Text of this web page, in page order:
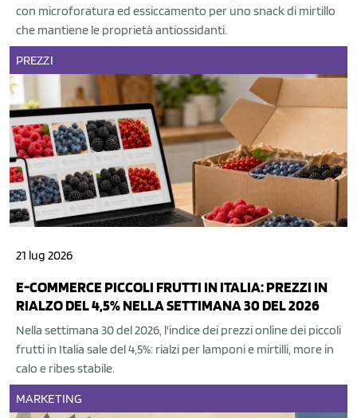
con microforatura ed essiccamento per uno snack di mirtillo
che mantiene le proprietà antiossidanti.
PREZZI
21 lug 2026
E-COMMERCE PICCOLI FRUTTI IN ITALIA: PREZZI IN
RIALZO DEL 4,5% NELLA SETTIMANA 30 DEL 2026
Nella settimana 30 del 2026, l'indice dei prezzi online dei piccoli
frutti in Italia sale del 4,5%: rialzi per lamponi e mirtilli, more in
calo e ribes stabile.
MARKETING